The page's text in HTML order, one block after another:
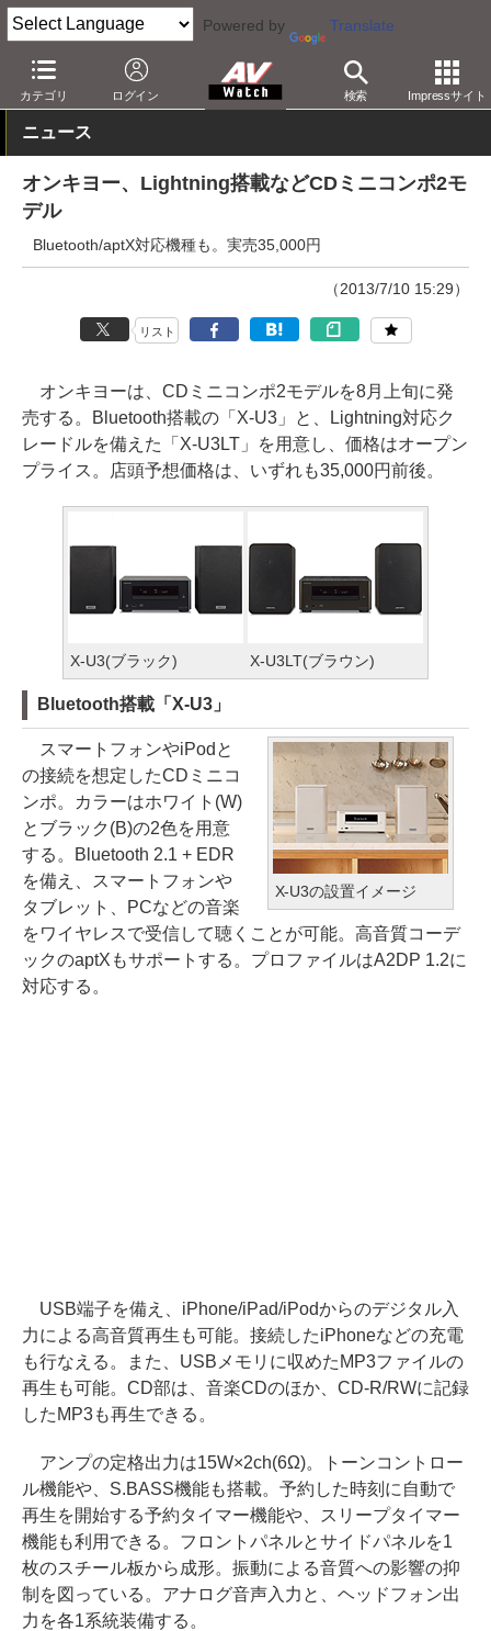
Powered by Translate
カテゴリ ログイン 検索 Impressサイト
AV Watch 製品 ミニコンポ
ニュース
オンキヨー、Lightning搭載などCDミニコンポ2モ
デル
Bluetooth/aptX対応機種も。実売35,000円
（2013/7/10 15:29）
リスト
オンキヨーは、CDミニコンポ2モデルを8月上旬に発
売する。Bluetooth搭載の「X-U3」と、Lightning対応ク
レードルを備えた「X-U3LT」を用意し、価格はオープン
プライス。店頭予想価格は、いずれも35,000円前後。
X-U3(ブラック) X-U3LT(ブラウン)
Bluetooth搭載「X-U3」
X-U3の設置イメージ
スマートフォンやiPodと
の接続を想定したCDミニコ
ンポ。カラーはホワイト(W)
とブラック(B)の2色を用意
する。Bluetooth 2.1 + EDR
を備え、スマートフォンや
タブレット、PCなどの音楽
をワイヤレスで受信して聴くことが可能。高音質コーデ
ックのaptXもサポートする。プロファイルはA2DP 1.2に
対応する。
USB端子を備え、iPhone/iPad/iPodからのデジタル入
力による高音質再生も可能。接続したiPhoneなどの充電
も行なえる。また、USBメモリに収めたMP3ファイルの
再生も可能。CD部は、音楽CDのほか、CD-R/RWに記録
したMP3も再生できる。
アンプの定格出力は15W×2ch(6Ω)。トーンコントロー
ル機能や、S.BASS機能も搭載。予約した時刻に自動で
再生を開始する予約タイマー機能や、スリープタイマー
機能も利用できる。フロントパネルとサイドパネルを1
枚のスチール板から成形。振動による音質への影響の抑
制を図っている。アナログ音声入力と、ヘッドフォン出
力を各1系統装備する。